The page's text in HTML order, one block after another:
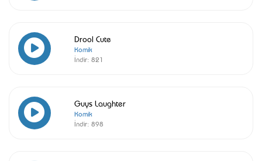
Drool Cute
Komik
İndir: 821
Guys Laughter
Komik
İndir: 898